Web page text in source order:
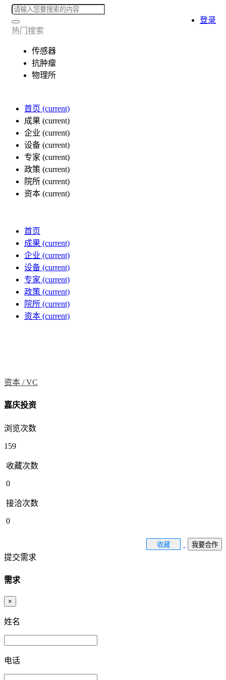
热门搜索
传感器
抗肿瘤
物理所
首页 (current)
成果 (current)
企业 (current)
设备 (current)
专家 (current)
政策 (current)
院所 (current)
资本 (current)
登录
首页
成果 (current)
企业 (current)
设备 (current)
专家 (current)
政策 (current)
院所 (current)
资本 (current)
资本 /VC
嘉庆投资
浏览次数
159
收藏次数
0
接洽次数
0
收藏 我要合作
提交需求
需求
×
姓名
电话